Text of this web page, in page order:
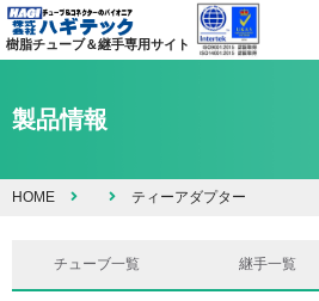
樹脂チューブ＆継手専用サイト
製品情報
HOME ティーアダプター
チューブ一覧 継手一覧